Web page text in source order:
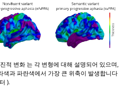
진적 변화 는 각 변형에 대해 설명되어 있으며,
색과 파란색에서 가장 큰 위축이 발생합니다
).